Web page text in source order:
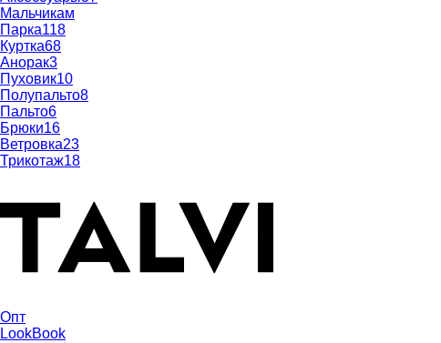
Мальчикам
Парка118
Куртка68
Анорак3
Пуховик10
Полупальто8
Пальто6
Брюки16
Ветровка23
Трикотаж18
Опт
LookBook